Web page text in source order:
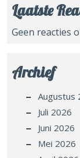
Laatste
Geen reacties
Archief
Augustus
Juli 2026
Juni 2026
Mei 2026